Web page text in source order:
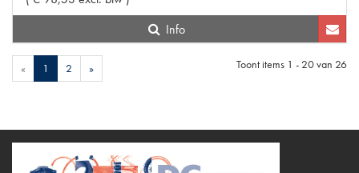
Info
Toont items 1 - 20van 26
« 1 2 »